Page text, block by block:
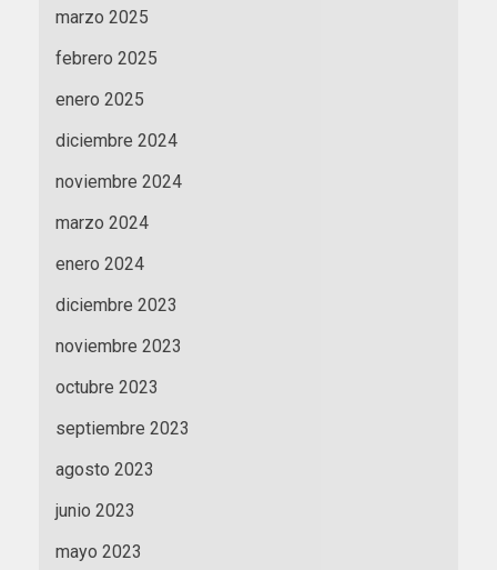
marzo 2025
febrero 2025
enero 2025
diciembre 2024
noviembre 2024
marzo 2024
enero 2024
diciembre 2023
noviembre 2023
octubre 2023
septiembre 2023
agosto 2023
junio 2023
mayo 2023